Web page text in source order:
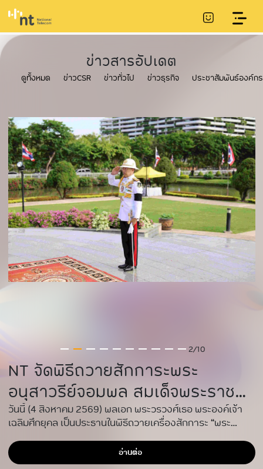
ข่าวสารอัปเดต
ดูทั้งหมด ข่าวCSR ข่าวทั่วไป ข่าวธุรกิจ ประชาสัมพันธ์องค์กร
3/10
NT ต้อนรับรัฐมนตรีว่าการ
กระทรวงดิจิทัลเพื่อเศรษฐกิจและ
สังคม​ (ดีอี)​ ลงพื้นที่จังหวัด
นครพนม เพื่อตรวจเยี่ยมการจัดการ
เรียนรู้ AI ตั้งแต่ระดับปฐมวัย มุ่ง
NT DE ลงพื้นที่จังหวัดนครพนมเพื่อตรวจเยี่ยมการจัดการเรียน
รู้ AI
อ่านต่อ